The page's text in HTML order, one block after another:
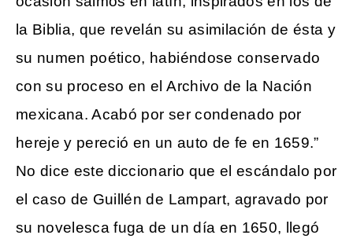
la Biblia, que revelán su asimilación de ésta y
su numen poético, habiéndose conservado
con su proceso en el Archivo de la Nación
mexicana. Acabó por ser condenado por
hereje y pereció en un auto de fe en 1659.”
No dice este diccionario que el escándalo por
el caso de Guillén de Lampart, agravado por
su novelesca fuga de un día en 1650, llegó